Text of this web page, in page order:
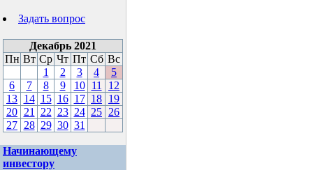
Задать вопрос
Декабрь 2021
Пн Вт Ср Чт Пт Сб Вс
1
2 3 4
5
6
7 8 9 10 11
12
13 14 15 16 17 18 19
20 21 22 23 24 25 26
27 28 29 30 31
Начинающему
инвестору